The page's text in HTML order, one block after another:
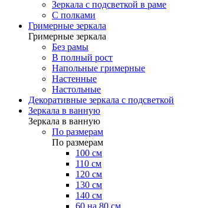
Зеркала с подсветкой в раме
С полками
Гримерные зеркала
Гримерные зеркала
Без рамы
В полный рост
Напольные гримерные
Настенные
Настольные
Декоративные зеркала с подсветкой
Зеркала в ванную
Зеркала в ванную
По размерам
По размерам
100 см
110 см
120 см
130 см
140 см
60 на 80 см